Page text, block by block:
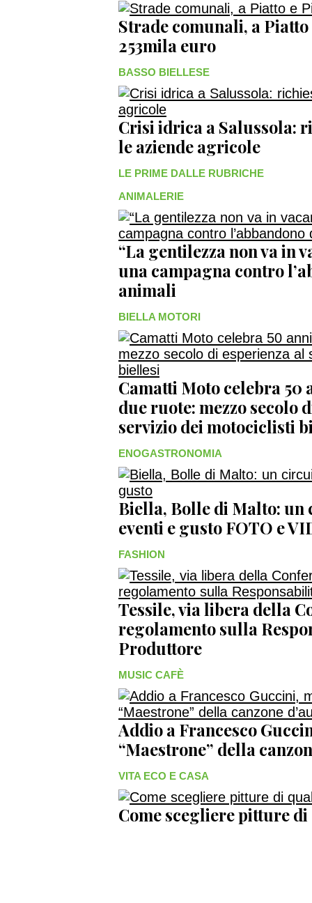
Strade comunali, a
253mila euro
BASSO BIELLESE
Crisi idrica a Salussola:
le aziende agricole
LE PRIME DALLE RUBRICHE
ANIMALERIE
“La gentilezza non va in
una campagna contro
animali
BIELLA MOTORI
Camatti Moto celebra 50
due ruote: mezzo secolo
servizio dei motociclisti
ENOGASTRONOMIA
Biella, Bolle di Malto:
eventi e gusto FOTO e
FASHION
Tessile, via libera della
regolamento sulla
Produttore
MUSIC CAFÈ
Addio a Francesco
“Maestrone” della
VITA ECO E CASA
Come scegliere pitture